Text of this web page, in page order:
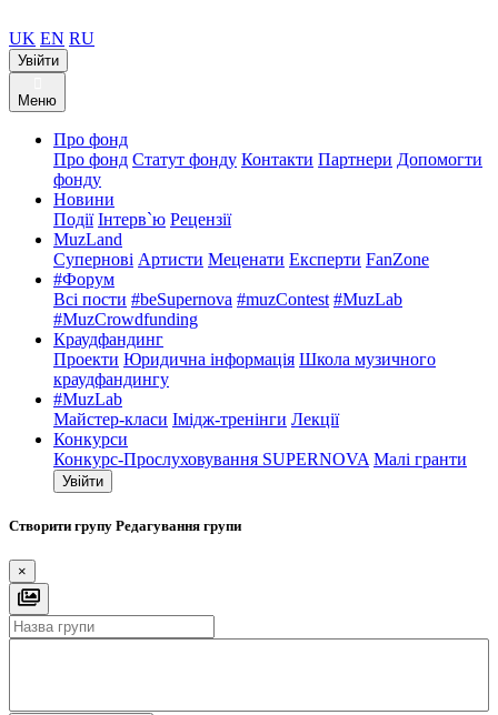
UK EN RU
Увійти
Меню
Про фонд
Про фонд Статут фонду Контакти Партнери Допомогти
фонду
Новини
Події Інтерв`ю Рецензії
MuzLand
Супернові Артисти Меценати Експерти FanZone
#Форум
Всі пости #beSupernova #muzContest #MuzLab
#MuzCrowdfunding
Краудфандинг
Проекти Юридична інформація Школа музичного
краудфандингу
#MuzLab
Майстер-класи Імідж-тренінги Лекції
Конкурси
Конкурс-Прослуховування SUPERNOVA Малі гранти
Увійти
Створити групу Редагування групи
×